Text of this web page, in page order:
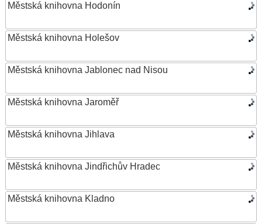
Městská knihovna Hodonín
Městská knihovna Holešov
Městská knihovna Jablonec nad Nisou
Městská knihovna Jaroměř
Městská knihovna Jihlava
Městská knihovna Jindřichův Hradec
Městská knihovna Kladno